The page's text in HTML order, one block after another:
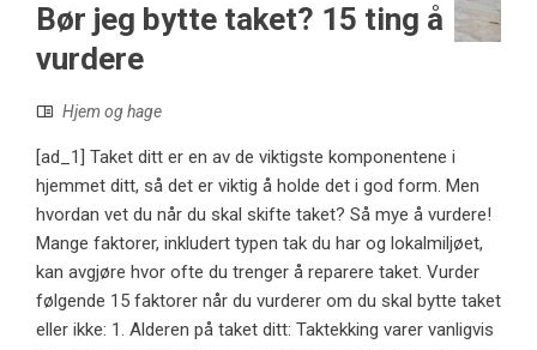
Bør jeg bytte taket? 15 ting å
vurdere
Hjem og hage
[ad_1] Taket ditt er en av de viktigste komponentene i
hjemmet ditt, så det er viktig å holde det i god form. Men
hvordan vet du når du skal skifte taket? Så mye å vurdere!
Mange faktorer, inkludert typen tak du har og lokalmiljøet,
kan avgjøre hvor ofte du trenger å reparere taket. Vurder
følgende 15 faktorer når du vurderer om du skal bytte taket
eller ikke: 1. Alderen på taket ditt: Taktekking varer vanligvis